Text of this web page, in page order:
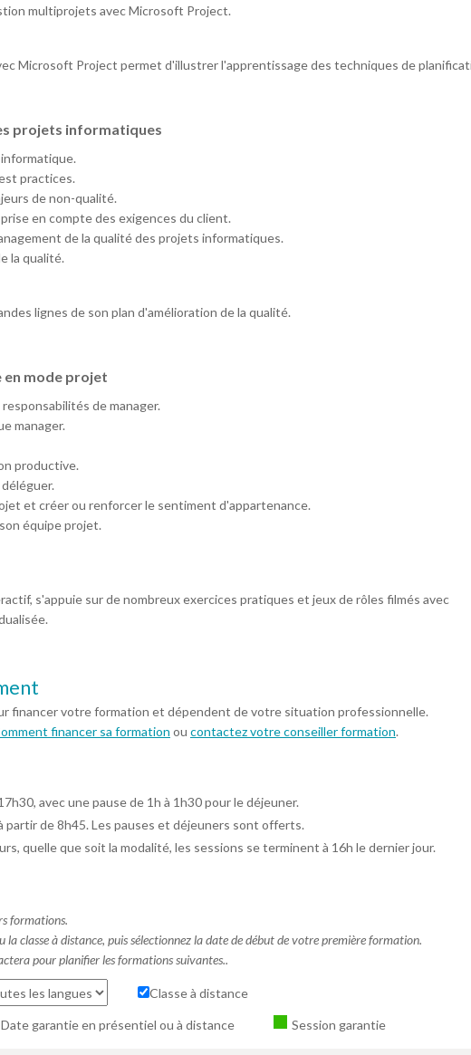
multiprojets avec Microsoft Project.
Microsoft Project permet d'illustrer l'apprentissage des techniques de
projets informatiques
practices.
de non-qualité.
en compte des exigences du client.
de la qualité des projets informatiques.
la qualité.
lignes de son plan d'amélioration de la qualité.
en mode projet
de manager.
manager.
productive.
et créer ou renforcer le sentiment d'appartenance.
équipe projet.
s'appuie sur de nombreux exercices pratiques et jeux de rôles filmés avec
financer votre formation et dépendent de votre situation professionnelle.
financer sa formation ou contactez votre conseiller formation.
avec une pause de 1h à 1h30 pour le déjeuner.
partir de 8h45. Les pauses et déjeuners sont offerts.
quelle que soit la modalité, les sessions se terminent à 16h le dernier jour.
formations.
la classe à distance, puis sélectionnez la date de début de votre première formation.
pour planifier les formations suivantes..
Classe à distance
Date garantie en présentiel ou à distance Session garantie